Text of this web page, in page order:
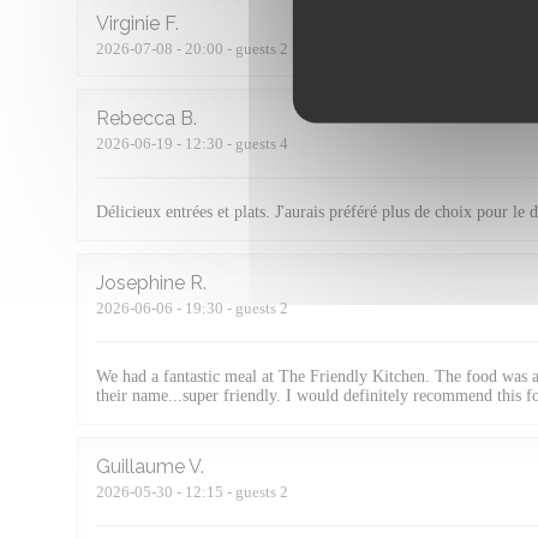
Virginie F
2026-07-08 - 20:00 - guests 2
Rebecca B
2026-06-19 - 12:30 - guests 4
Délicieux entrées et plats. J'aurais préféré plus de choix pour le
Josephine R
2026-06-06 - 19:30 - guests 2
We had a fantastic meal at The Friendly Kitchen. The food was
their name...super friendly. I would definitely recommend this
GuillaumeV
2026-05-30 - 12:15 - guests 2